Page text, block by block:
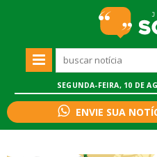
SEGUNDA-FEIRA, 10 DE
ENVIE SUA